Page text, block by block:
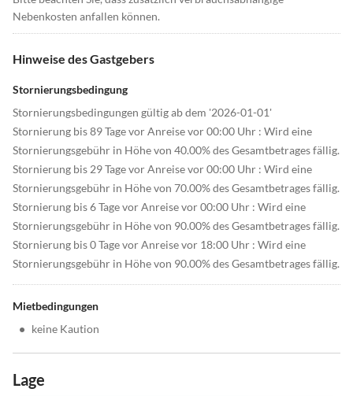
Nebenkosten anfallen können.
Hinweise des Gastgebers
Stornierungsbedingung
Stornierungsbedingungen gültig ab dem '2026-01-01'
Stornierung bis 89 Tage vor Anreise vor 00:00 Uhr : Wird eine
Stornierungsgebühr in Höhe von 40.00% des Gesamtbetrages fällig.
Stornierung bis 29 Tage vor Anreise vor 00:00 Uhr : Wird eine
Stornierungsgebühr in Höhe von 70.00% des Gesamtbetrages fällig.
Stornierung bis 6 Tage vor Anreise vor 00:00 Uhr : Wird eine
Stornierungsgebühr in Höhe von 90.00% des Gesamtbetrages fällig.
Stornierung bis 0 Tage vor Anreise vor 18:00 Uhr : Wird eine
Stornierungsgebühr in Höhe von 90.00% des Gesamtbetrages fällig.
Mietbedingungen
• keine Kaution
Lage